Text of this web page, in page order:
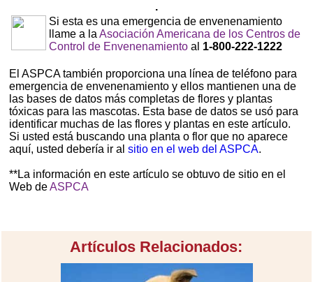
.
Si esta es una emergencia de envenenamiento
llame a laAsociación Americana de los Centros de
Control de Envenenamiento al 1-800-222-1222
El ASPCA también proporciona una línea de teléfono para
emergencia de envenenamiento y ellos mantienen una de
las bases de datos más completas de flores y plantas
tóxicas para las mascotas. Esta base de datos se usó para
identificar muchas de las flores y plantas en este artículo.
Si usted está buscando una planta o flor que no aparece
aquí, usted debería ir alsitio en el web del ASPCA.
**La información en este artículo se obtuvo de sitio en el
Web deASPCA
Artículos Relacionados: